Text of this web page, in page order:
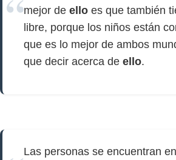
mejor de ello es que también
libre, porque los niños están
que es lo mejor de ambos
que decir acerca de ello.
Las personas se encuentran